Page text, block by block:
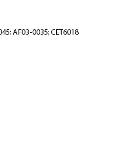
AF03-0035; CET6018